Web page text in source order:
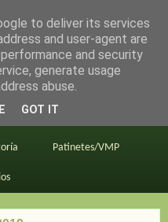
Primeros consejos
Patinetes/VMP
to deliver its services
and user-agent are
and security
generate usage
abuse.
GOT IT